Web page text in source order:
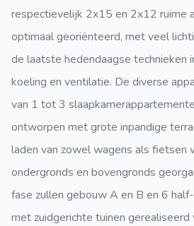
respectievelijk 2x15 en 2x12 ruime
optimaal georiënteerd, met veel
de laatste hedendaagse technieken
koeling en ventilatie. De diverse
van 1 tot 3
ontworpen met grote inpandige
laden van zowel wagens als fietsen
ondergronds en bovengronds
fase zullen gebouw A en B en 6
met zuidgerichte tuinen gerealiseerd